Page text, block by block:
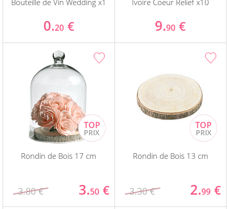
Bouteille de Vin Wedding x1
0.20 €
Ivoire Coeur Relief x10
9.90 €
Rondin de Bois 17 cm
3.80 € 3.50 €
Rondin de Bois 13 cm
3.30 € 2.99 €